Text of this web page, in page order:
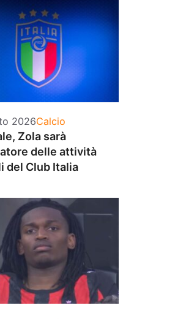
2026Categorie
Calcio
Zola sarà
delle attività
del Club Italia